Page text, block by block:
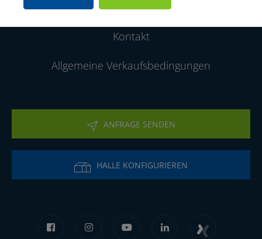
Über die Firma
Kontakt
Allgemeine Verkaufsbedingungen
ANFRAGE SENDEN
HALLE KONFIGURIEREN